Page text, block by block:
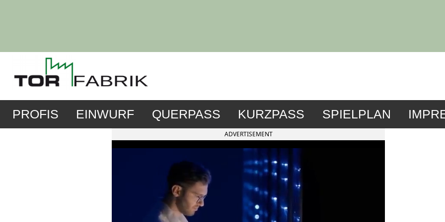
PROFIS EINWURF QUERPASS KURZPASS SPIELPLAN
ADVERTISEMENT